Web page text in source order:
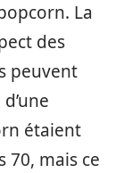
La
des
peuvent
étaient
70, mais ce